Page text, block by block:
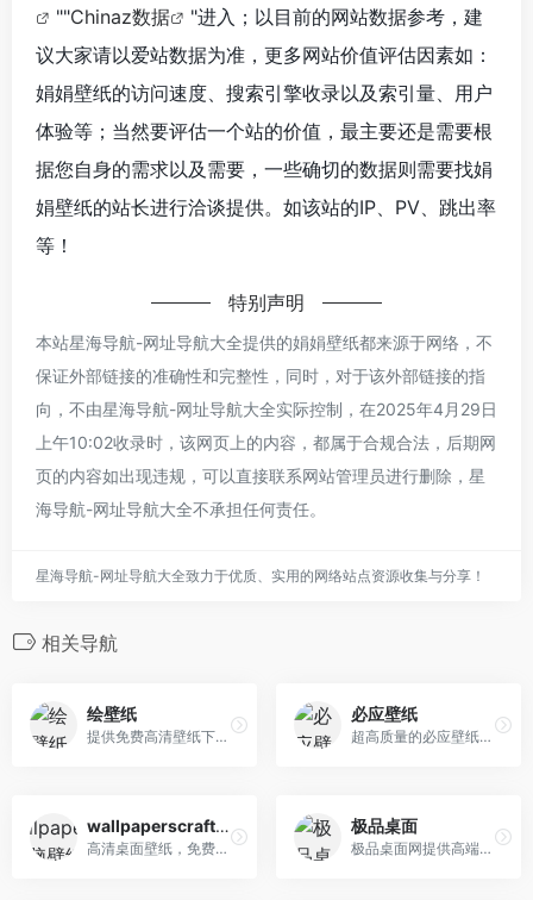
""Chinaz数据
"进入；以目前的网站数据参考，建
议大家请以爱站数据为准，更多网站价值评估因素如：
娟娟壁纸的访问速度、搜索引擎收录以及索引量、用户
体验等；当然要评估一个站的价值，最主要还是需要根
据您自身的需求以及需要，一些确切的数据则需要找娟
娟壁纸的站长进行洽谈提供。如该站的IP、PV、跳出率
等！
特别声明
本站星海导航-网址导航大全提供的娟娟壁纸都来源于网络，不
保证外部链接的准确性和完整性，同时，对于该外部链接的指
向，不由星海导航-网址导航大全实际控制，在2025年4月29日
上午10:02收录时，该网页上的内容，都属于合规合法，后期网
页的内容如出现违规，可以直接联系网站管理员进行删除，星
海导航-网址导航大全不承担任何责任。
星海导航-网址导航大全致力于优质、实用的网络站点资源收集与分享！
相关导航
绘壁纸
提供免费高清壁纸下载，精选多种主题壁纸，涵盖风景、人物、动物、动漫等类型，适配各种设备。支持在线分享与下载，享受最便捷的壁纸获取体验！
必应壁纸
超高质量的必应壁纸与必应美图，你可以查看每日精彩的官方必应壁纸，查看明天必应壁纸，也可下载必应4K壁纸，获取必应壁纸API,下载必应手机壁纸和进行必应壁纸投稿。
wallpaperscraft电脑壁纸
高清桌面壁纸，免费桌面背景
极品桌面
极品桌面网提供高端桌面壁纸图片,包含4K壁纸、电脑桌面4K壁纸、电脑桌面壁纸、动态壁纸等精美壁纸图片。极品桌面为您分享高端高清电脑桌面壁纸和手机壁纸资源。